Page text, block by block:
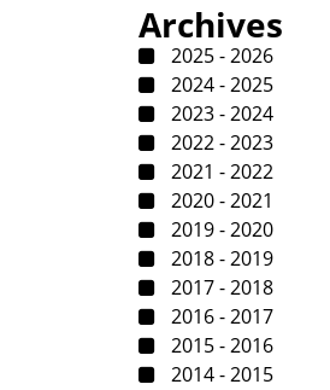
Archives
2025 - 2026
2024 - 2025
2023 - 2024
2022 - 2023
2021 - 2022
2020 - 2021
2019 - 2020
2018 - 2019
2017 - 2018
2016 - 2017
2015 - 2016
2014 - 2015